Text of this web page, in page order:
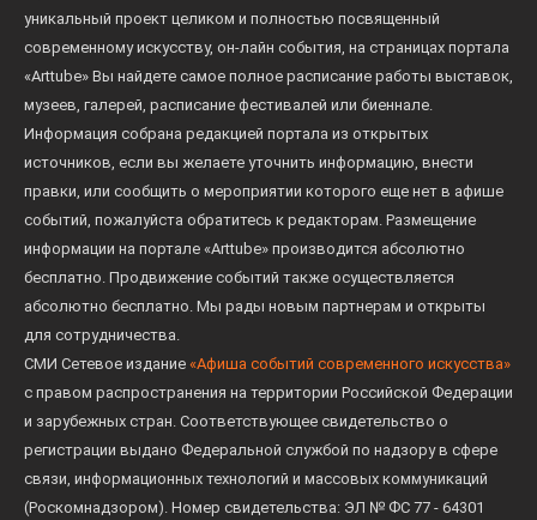
уникальный проект целиком и полностью посвященный
современному искусству, он-лайн события, на страницах портала
«Arttube» Вы найдете самое полное расписание работы выставок,
музеев, галерей, расписание фестивалей или биеннале.
Информация собрана редакцией портала из открытых
источников, если вы желаете уточнить информацию, внести
правки, или сообщить о мероприятии которого еще нет в афише
событий, пожалуйста обратитесь к редакторам. Размещение
информации на портале «Arttube» производится абсолютно
бесплатно. Продвижение событий также осуществляется
абсолютно бесплатно. Мы рады новым партнерам и открыты
для сотрудничества.
СМИ Сетевое издание «Афиша событий современного искусства»
с правом распространения на территории Российской Федерации
и зарубежных стран. Соответствующее свидетельство о
регистрации выдано Федеральной службой по надзору в сфере
связи, информационных технологий и массовых коммуникаций
(Роскомнадзором). Номер свидетельства: ЭЛ № ФС 77 - 64301